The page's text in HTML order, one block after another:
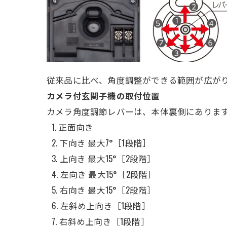
従来品に比べ、角度調整ができる範囲が広が
カメラ付玄関子機の取付位置
カメラ角度調節レバーは、本体裏側にあります
正面向き
下向き 最大7°［1段階］
上向き 最大15°［2段階］
左向き 最大15°［2段階］
右向き 最大15°［2段階］
左斜め上向き［1段階］
右斜め上向き［1段階］